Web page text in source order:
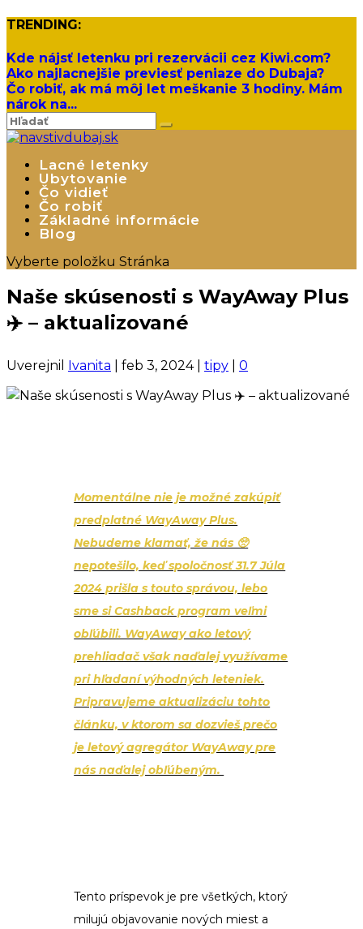
TRENDING:
Kde nájsť letenku pri rezervácii cez Kiwi.com?
Ako najlacnejšie previesť peniaze do Dubaja?
Čo robiť, ak má môj let meškanie 3 hodiny. Mám
nárok na...
Lacné letenky
Ubytovanie
Čo vidieť
Čo robiť
Základné informácie
Blog
Vyberte položku Stránka
Naše skúsenosti s WayAway Plus
✈️ – aktualizované
Uverejnil Ivanita feb 3, 2024| tipy 0
Momentálne nie je možné zakúpiť
predplatné WayAway Plus.
Nebudeme klamať, že nás 🥺
nepotešilo, keď spoločnosť 31.7 Júla
2024 prišla s touto správou, lebo
sme si Cashback program veľmi
obľúbili. WayAway ako letový
prehliadač však naďalej využívame
pri hľadaní výhodných leteniek.
Pripravujeme aktualizáciu tohto
článku, v ktorom sa dozvieš prečo
je letový agregátor WayAway pre
nás naďalej obľúbeným.
Tento príspevok je pre všetkých, ktorý
milujú objavovanie nových miest a